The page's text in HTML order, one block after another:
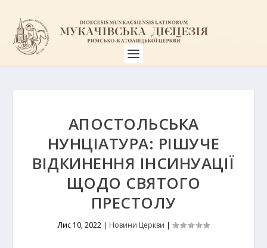
АПОСТОЛЬСЬКА
НУНЦІАТУРА: РІШУЧЕ
ВІДКИНЕННЯ ІНСИНУАЦІЇ
ЩОДО СВЯТОГО
ПРЕСТОЛУ
Лис 10, 2022 | Новини Церкви |